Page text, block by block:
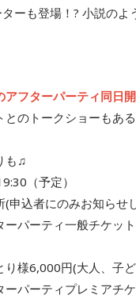
ーも登場！? 小説のよ
アフターパーティ同日
のトークショーもあ
も♫
（予定）
込者にのみお知らせ
パーティ一般チケッ
円(大人、子ども
ティプレミアチケ